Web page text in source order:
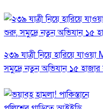
২৩৯ যাত্রী নিয়ে হারিয়ে
সমুদ্রে নতুন অভিযান ১৫ হাজার